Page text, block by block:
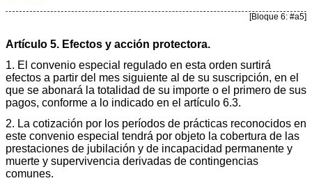
[Bloque 6: #a5]
Artículo 5. Efectos y acción protectora.
1. El convenio especial regulado en esta orden surtirá
efectos a partir del mes siguiente al de su suscripción, en el
que se abonará la totalidad de su importe o el primero de sus
pagos, conforme a lo indicado en el artículo 6.3.
2. La cotización por los períodos de prácticas reconocidos en
este convenio especial tendrá por objeto la cobertura de las
prestaciones de jubilación y de incapacidad permanente y
muerte y supervivencia derivadas de contingencias
comunes.